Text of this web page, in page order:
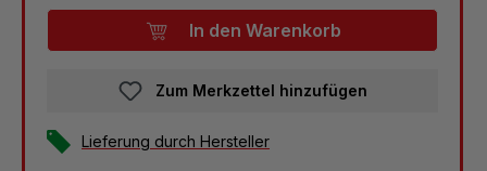
In den Warenkorb
Zum Merkzettel hinzufügen
Lieferung durch Hersteller